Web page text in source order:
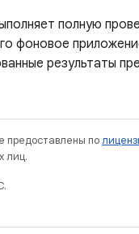
полную
фоновое
результаты
предоставлены по
лиц.